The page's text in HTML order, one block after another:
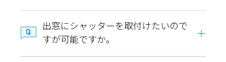
出窓にシャッターを取付けたいので
すが可能ですか。